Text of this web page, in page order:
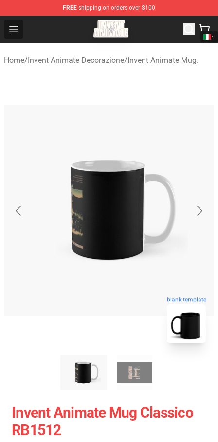
FREE shipping on orders over $100
Open menu
Invent Animate Shop - Official Invent Animate
Home/Invent Animate Decorazione/Invent Animate Mug.
blank template
Invent Animate Mug Classico
RB1512